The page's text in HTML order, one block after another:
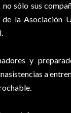
sólo sus
de la Asociación
y
a